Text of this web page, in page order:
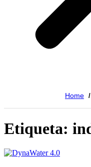
Home /
Etiqueta: